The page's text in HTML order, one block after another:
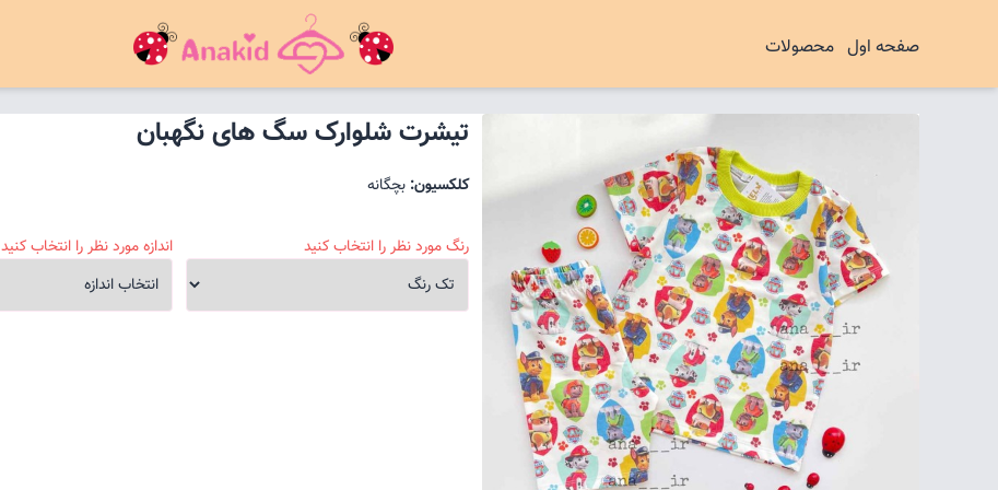
صفحه اول محصولات
تیشرت شلوارک سگ های نگهبان
کلکسیون: بچگانه
رنگ مورد نظر را انتخاب کنید اندازه مورد نظر را انتخاب کنید